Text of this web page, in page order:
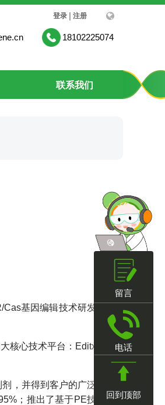
18102225074
登录 | 注册
联系我们
基因编辑技术研发、
核心技术平台：Editx™
，并得到客户的广泛认
；推出了基于PE技术
留言
电话
回到顶部